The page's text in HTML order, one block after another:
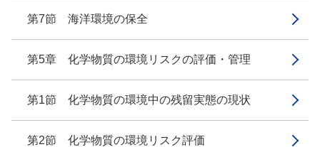
第7節 海洋環境の保全
第5章 化学物質の環境リスクの評価・管理
第1節 化学物質の環境中の残留実態の現状
第2節 化学物質の環境リスク評価